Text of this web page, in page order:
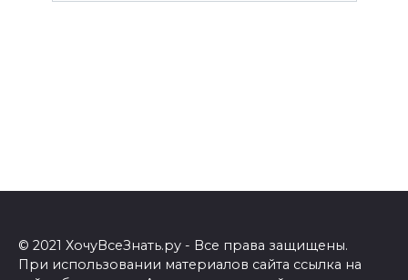
© 2021 ХочуВсеЗнать.ру - Все права защищены.
При использовании материалов сайта ссылка на